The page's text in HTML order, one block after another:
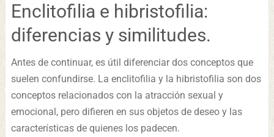
Enclitofilia e hibristofilia:
diferencias y similitudes.
Antes de continuar, es útil diferenciar dos conceptos que
suelen confundirse. La enclitofilia y la hibristofilia son dos
conceptos relacionados con la atracción sexual y
emocional, pero difieren en sus objetos de deseo y las
características de quienes los padecen.